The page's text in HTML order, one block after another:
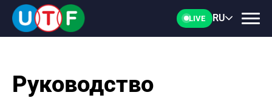
LIVE RU
Руководство